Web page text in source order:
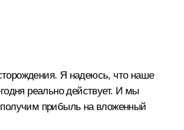
Я надеюсь, что наше
реально действует. И мы
прибыль на вложенный